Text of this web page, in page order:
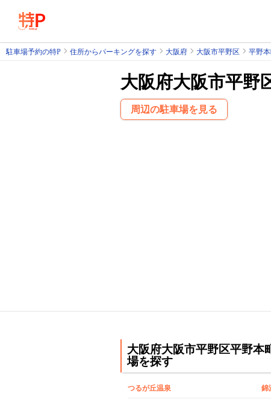
駐車場予約の特P 住所からパーキングを探す 大阪府 大阪市平野区 平野
大阪府大阪市平野
周辺の駐車場を見る
大阪府大阪市平野区平野本
場を探す
つるが丘温泉 錦